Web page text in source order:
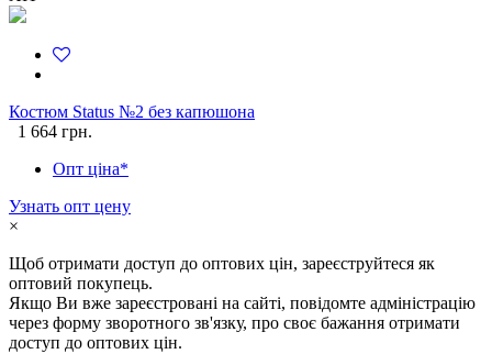
Костюм Status №2 без капюшона
1 664 грн.
Опт ціна*
Узнать опт цену
×
Щоб отримати доступ до оптових цін, зареєструйтеся як
оптовий покупець.
Якщо Ви вже зареєстровані на сайті, повідомте адміністрацію
через форму зворотного зв'язку, про своє бажання отримати
доступ до оптових цін.